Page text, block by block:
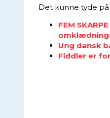
Det kunne tyde
FEM
Ung dansk
Fiddler er